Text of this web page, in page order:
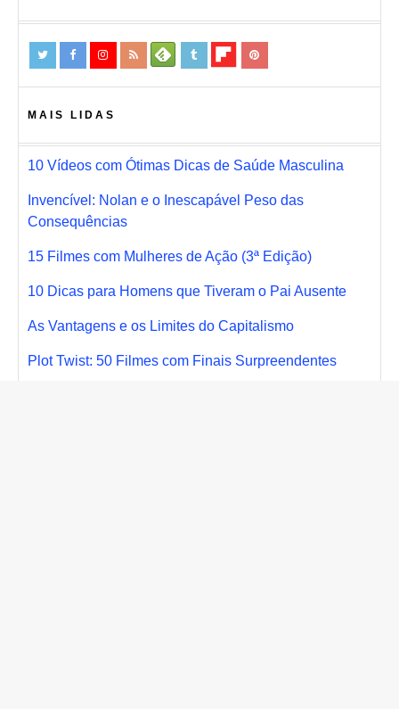
MAIS LIDAS
10 Vídeos com Ótimas Dicas de Saúde Masculina
Invencível: Nolan e o Inescapável Peso das
Consequências
15 Filmes com Mulheres de Ação (3ª Edição)
10 Dicas para Homens que Tiveram o Pai Ausente
As Vantagens e os Limites do Capitalismo
Plot Twist: 50 Filmes com Finais Surpreendentes